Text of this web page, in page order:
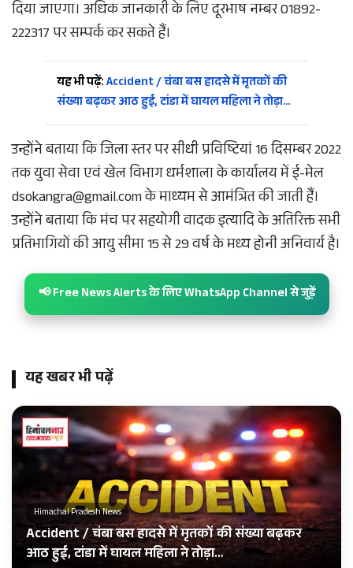
दिया जाएगा। अधिक जानकारी के लिए दूरभाष नम्बर 01892-
222317 पर सम्पर्क कर सकते हैं।
यह भी पढ़ें:Accident / चंबा बस हादसे में मृतकों की
संख्या बढ़कर आठ हुई, टांडा में घायल महिला ने तोड़ा…
उन्होंने बताया कि जिला स्तर पर सीधी प्रविष्टियां 16 दिसम्बर 2022
तक युवा सेवा एवं खेल विभाग धर्मशाला के कार्यालय में ई-मेल
dsokangra@gmail.com के माध्यम से आमंत्रित की जाती हैं।
उन्होंने बताया कि मंच पर सहयोगी वादक इत्यादि के अतिरिक्त सभी
प्रतिभागियों की आयु सीमा 15 से 29 वर्ष के मध्य होनी अनिवार्य है।
📢 Free News Alerts के लिए WhatsApp Channel से जुड़ें
यह खबर भी पढ़ें
Himachal Pradesh News
Accident / चंबा बस हादसे में मृतकों की संख्या बढ़कर
आठ हुई, टांडा में घायल महिला ने तोड़ा…